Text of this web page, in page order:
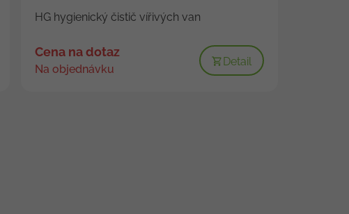
HG hygienický čistič vířivých van
Cena na dotaz
Na objednávku
Detail